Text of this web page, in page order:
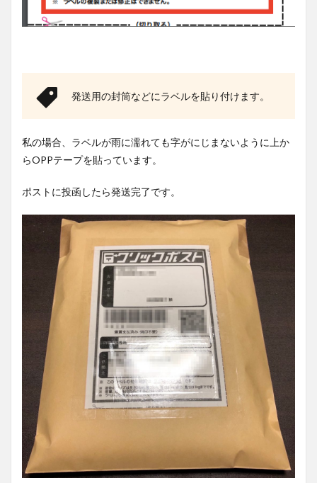
発送用の封筒などにラベルを貼り付けます。
私の場合、ラベルが雨に濡れても字がにじまないように上か
らOPPテープを貼っています。
ポストに投函したら発送完了です。